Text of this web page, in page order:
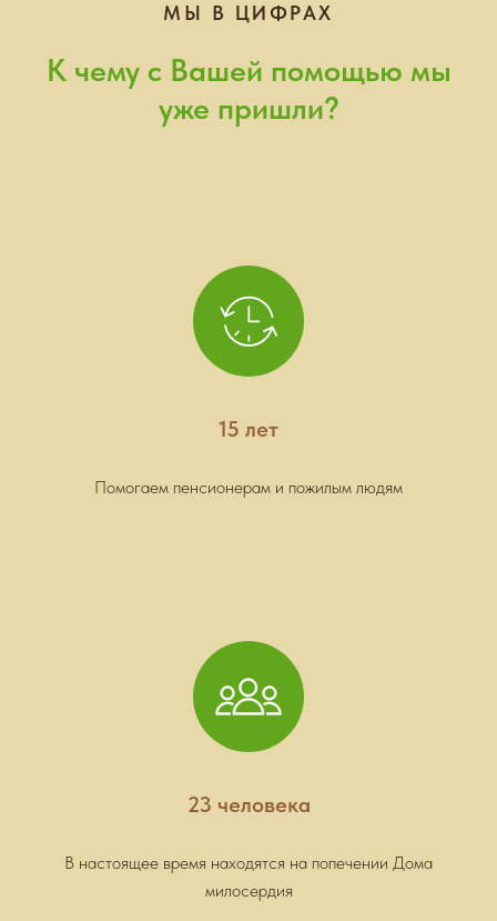
МЫ В ЦИФРАХ
К чему с Вашей помощью мы
уже пришли?
15 лет
Помогаем пенсионерам и пожилым людям
23 человека
В настоящее время находятся на попечении Дома
милосердия